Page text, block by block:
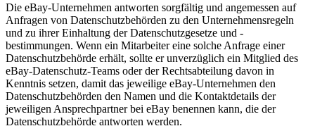
Die eBay-Unternehmen antworten sorgfältig und angemessen auf
Anfragen von Datenschutzbehörden zu den Unternehmensregeln
und zu ihrer Einhaltung der Datenschutzgesetze und -
bestimmungen. Wenn ein Mitarbeiter eine solche Anfrage einer
Datenschutzbehörde erhält, sollte er unverzüglich ein Mitglied des
eBay-Datenschutz-Teams oder der Rechtsabteilung davon in
Kenntnis setzen, damit das jeweilige eBay-Unternehmen den
Datenschutzbehörden den Namen und die Kontaktdetails der
jeweiligen Ansprechpartner bei eBay benennen kann, die der
Datenschutzbehörde antworten werden.